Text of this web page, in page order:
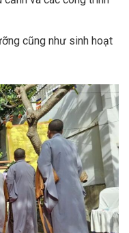
cũng như sinh hoạt